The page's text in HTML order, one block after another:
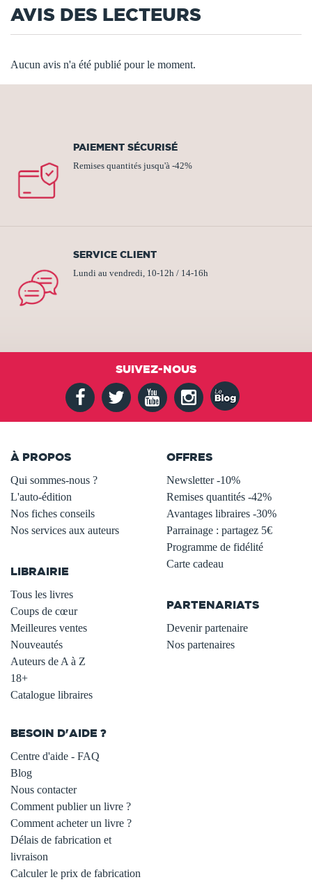
AVIS DES LECTEURS
Aucun avis n'a été publié pour le moment.
PAIEMENT SÉCURISÉ
Remises quantités jusqu'à -42%
SERVICE CLIENT
Lundi au vendredi, 10-12h / 14-16h
SUIVEZ-NOUS
À PROPOS
Qui sommes-nous ?
L'auto-édition
Nos fiches conseils
Nos services aux auteurs
LIBRAIRIE
Tous les livres
Coups de cœur
Meilleures ventes
Nouveautés
Auteurs de A à Z
18+
Catalogue libraires
OFFRES
Newsletter -10%
Remises quantités -42%
Avantages libraires -30%
Parrainage : partagez 5€
Programme de fidélité
Carte cadeau
PARTENARIATS
Devenir partenaire
Nos partenaires
BESOIN D'AIDE ?
Centre d'aide - FAQ
Blog
Nous contacter
Comment publier un livre ?
Comment acheter un livre ?
Délais de fabrication et
livraison
Calculer le prix de fabrication